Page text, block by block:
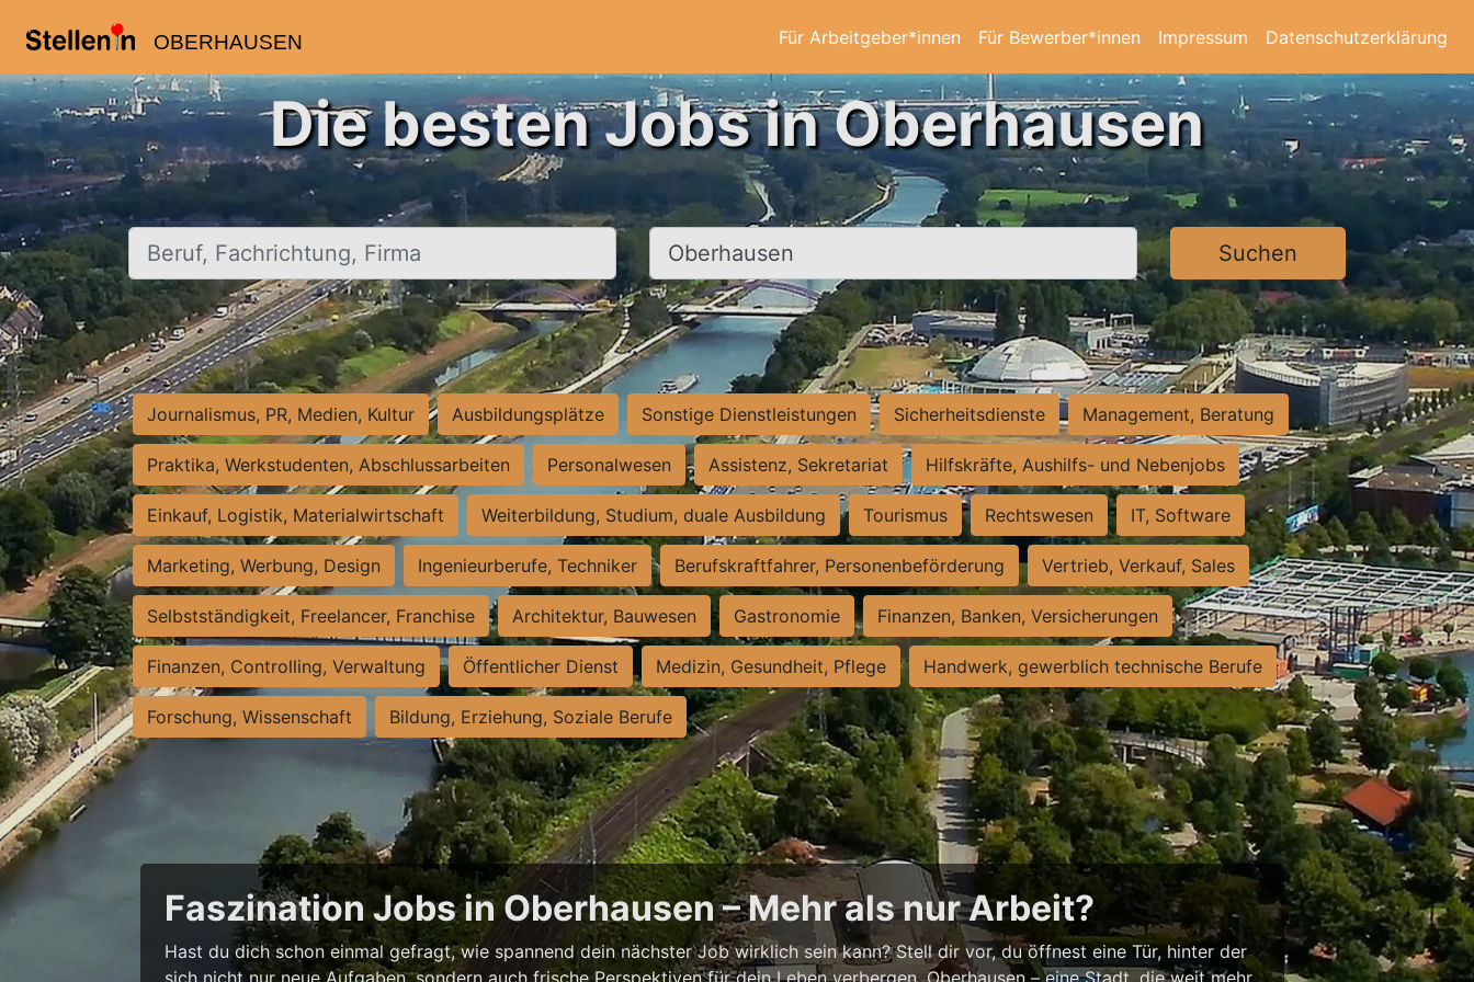
OBERHAUSEN Für Arbeitgeber*innen Für Bewerber*innen Impressum Datenschutzerklärung
Die besten Jobs in Oberhausen
Beruf, Fachrichtung, Firma Ort, Stadt Suchen
Journalismus, PR, Medien, Kultur Ausbildungsplätze Sonstige Dienstleistungen Sicherheitsdienste Management, Beratung
Praktika, Werkstudenten, Abschlussarbeiten Personalwesen Assistenz, Sekretariat Hilfskräfte, Aushilfs- und Nebenjobs
Einkauf, Logistik, Materialwirtschaft Weiterbildung, Studium, duale Ausbildung Tourismus Rechtswesen IT, Software
Marketing, Werbung, Design Ingenieurberufe, Techniker Berufskraftfahrer, Personenbeförderung Vertrieb, Verkauf, Sales
Selbstständigkeit, Freelancer, Franchise Architektur, Bauwesen Gastronomie Finanzen, Banken, Versicherungen
Finanzen, Controlling, Verwaltung Öffentlicher Dienst Medizin, Gesundheit, Pflege Handwerk, gewerblich technische Berufe
Forschung, Wissenschaft Bildung, Erziehung, Soziale Berufe
Faszination Jobs in Oberhausen – Mehr als nur Arbeit?
Hast du dich schon einmal gefragt, wie spannend dein nächster Job wirklich sein kann? Stell dir vor, du öffnest eine Tür, hinter der